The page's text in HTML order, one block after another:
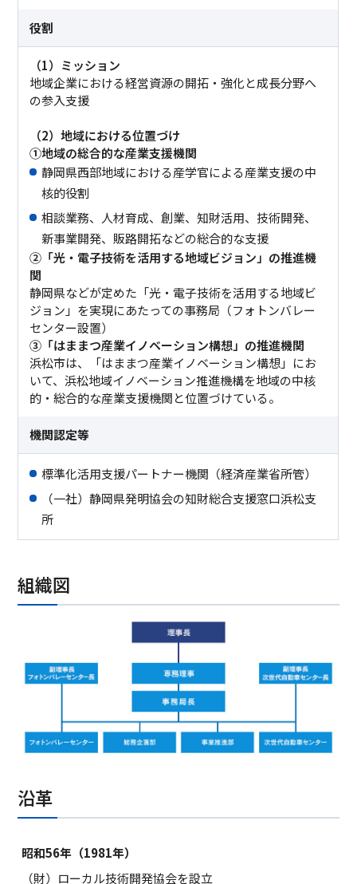
役割
（1）ミッション
地域企業における経営資源の開拓・強化と成長分野へ
の参入支援
（2）地域における位置づけ
①地域の総合的な産業支援機関
静岡県西部地域における産学官による産業支援の中
核的役割
相談業務、人材育成、創業、知財活用、技術開発、
新事業開発、販路開拓などの総合的な支援
②「光・電子技術を活用する地域ビジョン」の推進機
関
静岡県などが定めた「光・電子技術を活用する地域ビ
ジョン」を実現にあたっての事務局（フォトンバレー
センター設置）
③「はままつ産業イノベーション構想」の推進機関
浜松市は、「はままつ産業イノベーション構想」にお
いて、浜松地域イノベーション推進機構を地域の中核
的・総合的な産業支援機関と位置づけている。
機関認定等
標準化活用支援パートナー機関（経済産業省所管）
（一社）静岡県発明協会の知財総合支援窓口浜松支
所
組織図
沿革
昭和56年（1981年）
（財）ローカル技術開発協会を設立